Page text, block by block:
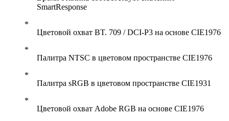
SmartResponse
Цветовой охват BT. 709 / DCI-P3 на основе CIE1976
Палитра NTSC в цветовом пространстве CIE1976
Палитра sRGB в цветовом пространстве CIE1931
Цветовой охват Adobe RGB на основе CIE1976